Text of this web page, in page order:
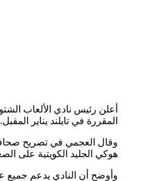
المقررة في تايلند يناير المقبل.
وقال العجمي في تصريح صحافي
هوكي الجليد الكويتية على
وأوضح أن النادي يدعم جميع